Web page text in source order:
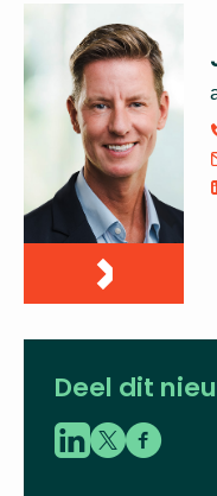
Deel dit